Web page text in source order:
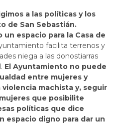
a las políticas y los
de San Sebastián.
un espacio para la Casa de
facilita terrenos y
niega a las donostiarras
El Ayuntamiento no puede
entre mujeres y
machista y, seguir
que posibilite
políticas que dice
espacio digno para dar un